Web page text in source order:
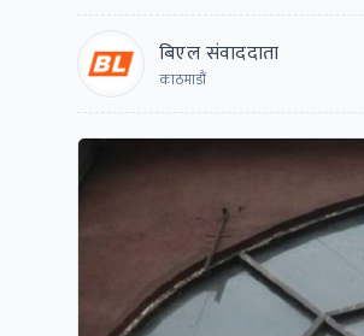
बिएल संवाददाता
काठमाडौं